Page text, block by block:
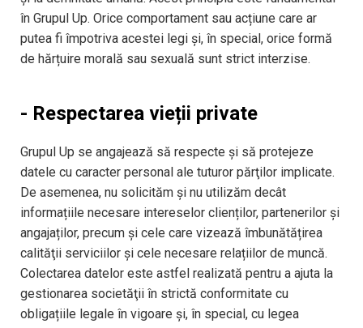
în Grupul Up. Orice comportament sau acțiune care ar
putea fi împotriva acestei legi şi, în special, orice formă
de hărțuire morală sau sexuală sunt strict interzise.
- Respectarea vieții private
Grupul Up se angajează să respecte și să protejeze
datele cu caracter personal ale tuturor părţilor implicate.
De asemenea, nu solicităm și nu utilizăm decât
informațiile necesare intereselor clienților, partenerilor și
angajaților, precum și cele care vizează îmbunătățirea
calităţii serviciilor și cele necesare relațiilor de muncă.
Colectarea datelor este astfel realizată pentru a ajuta la
gestionarea societăţii în strictă conformitate cu
obligațiile legale în vigoare și, în special, cu legea